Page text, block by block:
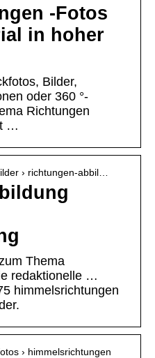
-Fotos
in hoher
Bilder,
oder 360 °-
Richtungen
…
› richtungen-abbil…
Thema
redaktionelle …
himmelsrichtungen
› himmelsrichtungen